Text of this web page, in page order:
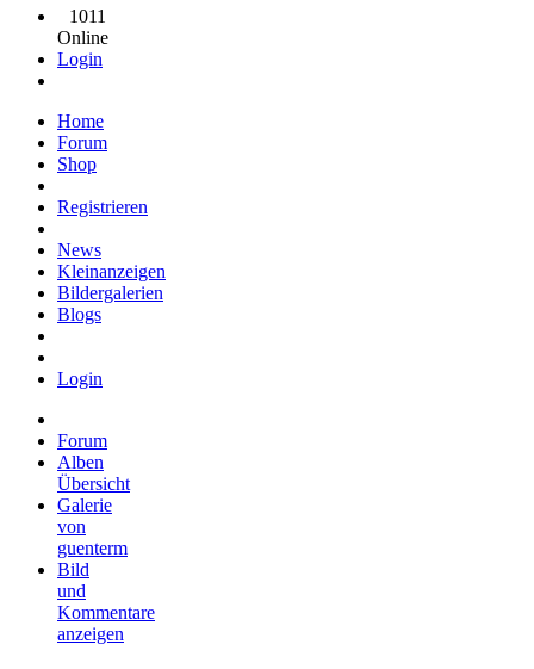
1011
Online
Login
Home
Forum
Shop
Registrieren
News
Kleinanzeigen
Bildergalerien
Blogs
Login
Forum
Alben
Übersicht
Galerie
von
guenterm
Bild
und
Kommentare
anzeigen